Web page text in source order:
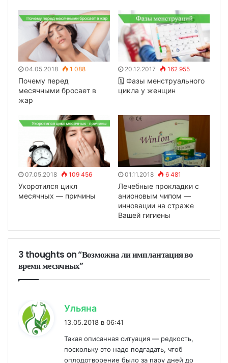
04.05.2018 1 088
Почему перед
месячными бросает в
жар
20.12.2017 162 955
🗓 Фазы менструального
цикла у женщин
07.05.2018 109 456
Укоротился цикл
месячных — причины
01.11.2018 6 481
Лечебные прокладки с
анионовым чипом —
инновации на страже
Вашей гигиены
3 thoughts on “Возможна ли имплантация во
время месячных”
Ульяна
13.05.2018 в 06:41
Такая описанная ситуация — редкость,
поскольку это надо подгадать, чтоб
оплодотворение было за пару дней до